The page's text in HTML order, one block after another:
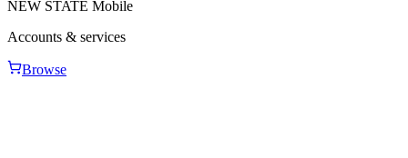
NEW STATE Mobile
Accounts & services
Browse